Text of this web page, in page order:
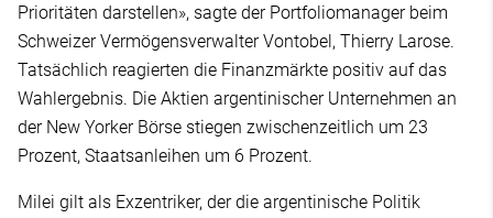
Prioritäten darstellen», sagte der Portfoliomanager beim
Schweizer Vermögensverwalter Vontobel, Thierry Larose.
Tatsächlich reagierten die Finanzmärkte positiv auf das
Wahlergebnis. Die Aktien argentinischer Unternehmen an
der New Yorker Börse stiegen zwischenzeitlich um 23
Prozent, Staatsanleihen um 6 Prozent.
Milei gilt als Exzentriker, der die argentinische Politik